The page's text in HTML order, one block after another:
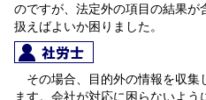
のですが、法定外の項目の結果が
扱えばよいか困りました。
その場合、目的外の情報を収集
ます。会社が対応に困らないよ